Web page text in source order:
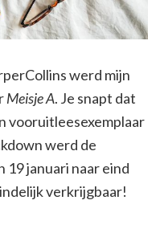
werd mijn
Meisje A. Je snapt dat
vooruitleesexemplaar
werd de
januari naar eind
verkrijgbaar!